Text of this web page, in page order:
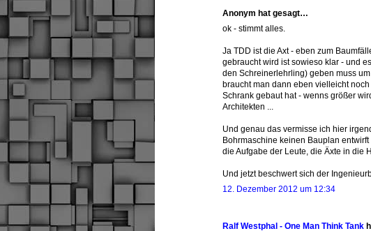
Anonym hat gesagt…
ok - stimmt alles.
Ja TDD ist die Axt - eben zum
gebraucht wird ist sowieso klar - und
den Schreinerlehrling) geben muss
braucht man dann eben vielleicht
Schrank gebaut hat - wenns größer
Architekten ...
Und genau das vermisse ich hier
Bohrmaschine keinen Bauplan
die Aufgabe der Leute, die Äxte in die
Und jetzt beschwert sich der
12. Dezember 2012 um 12:34
Ralf Westphal - One Man Think Tank